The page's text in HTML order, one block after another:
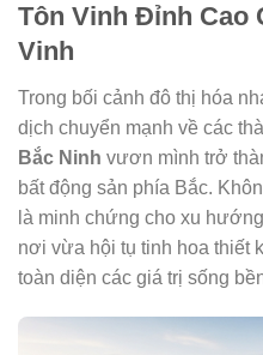
Tôn Vinh Đỉnh Cao
Vinh
Trong bối cảnh đô thị hóa
dịch chuyển mạnh về các
Bắc Ninh vươn mình trở
bất động sản phía Bắc.
là minh chứng cho xu
nơi vừa hội tụ tinh hoa thiết
toàn diện các giá trị sống